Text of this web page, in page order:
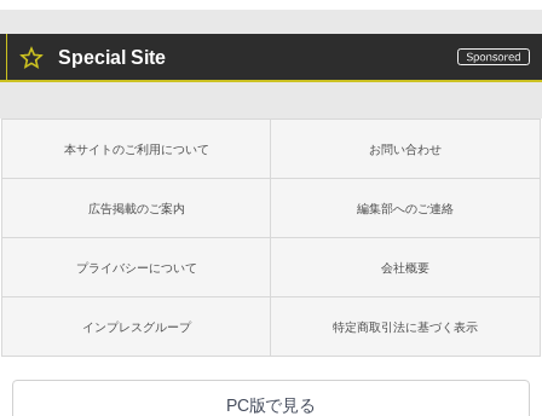
Special Site
本サイトのご利用について お問い合わせ
広告掲載のご案内 編集部へのご連絡
プライバシーについて 会社概要
インプレスグループ 特定商取引法に基づく表示
PC版で見る